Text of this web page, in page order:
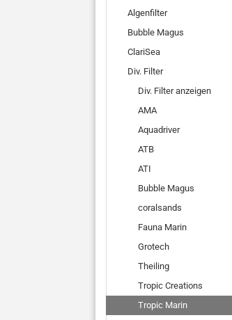
Algenfilter
Bubble Magus
ClariSea
Div. Filter
Div. Filter anzeigen
AMA
Aquadriver
ATB
ATI
Bubble Magus
coralsands
Fauna Marin
Grotech
Theiling
Tropic Creations
Tropic Marin